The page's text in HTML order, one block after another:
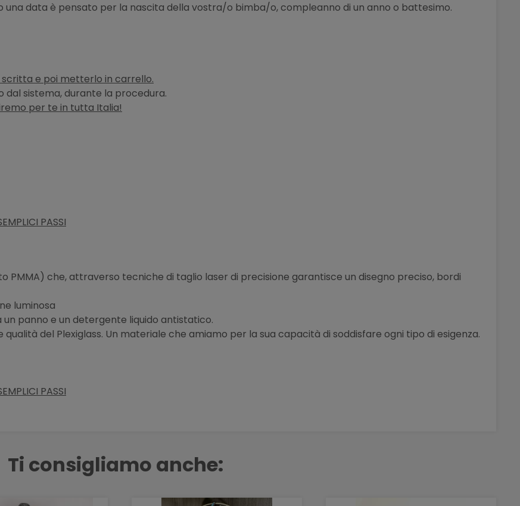
una data è pensato per la nascita della vostra/o bimba/o, compleanno di un anno o battesimo.
scritta e poi metterlo in carrello.
dal sistema, durante la procedura.
per te in tutta Italia!
PASSI
PMMA) che, attraverso tecniche di taglio laser di precisione garantisce un disegno preciso, bordi
luminosa
panno e un detergente liquido antistatico.
del Plexiglass. Un materiale che amiamo per la sua capacità di soddisfare ogni tipo di esigenza.
PASSI
Ti consigliamo anche: